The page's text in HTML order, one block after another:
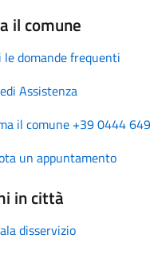
il comune
le domande frequenti
Assistenza
il comune +39 0444
un appuntamento
in città
disservizio